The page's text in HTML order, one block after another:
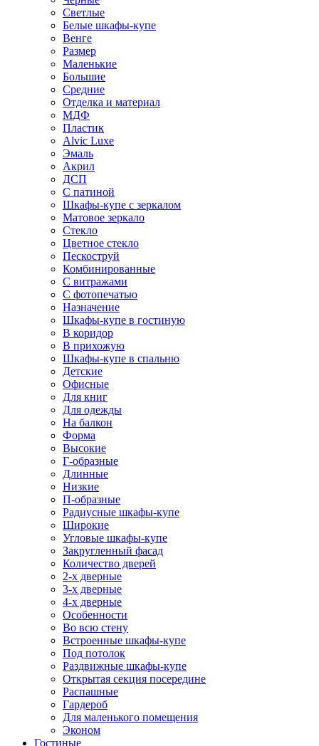
Светлые
Белые шкафы-купе
Венге
Размер
Маленькие
Большие
Средние
Отделка и материал
МДФ
Пластик
Alvic Luxe
Эмаль
Акрил
ДСП
С патиной
Шкафы-купе с зеркалом
Матовое зеркало
Стекло
Цветное стекло
Пескоструй
Комбинированные
С витражами
С фотопечатью
Назначение
Шкафы-купе в гостиную
В коридор
В прихожую
Шкафы-купе в спальню
Детские
Офисные
Для книг
Для одежды
На балкон
Форма
Высокие
Г-образные
Длинные
Низкие
П-образные
Радиусные шкафы-купе
Широкие
Угловые шкафы-купе
Закругленный фасад
Количество дверей
2-х дверные
3-х дверные
4-х дверные
Особенности
Во всю стену
Встроенные шкафы-купе
Под потолок
Раздвижные шкафы-купе
Открытая секция посередине
Распашные
Гардероб
Для маленького помещения
Эконом
Гостиные